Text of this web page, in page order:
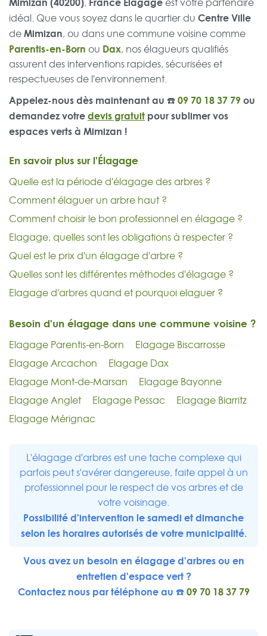
idéal. Que vous soyez dans le quartier du Centre Ville
deMimizan, ou dans une commune voisine comme
Parentis-en-Born ou Dax, nos élagueurs qualifiés
assurent des interventions rapides, sécurisées et
respectueuses de l'environnement.
Appelez-nous dès maintenant au ☎️09 70 18 37 79ou
demandez votredevis gratuit pour sublimer vos
espaces verts à Mimizan !
En savoir plus sur l'Élagage
Quelle est la période d'élagage des arbres ?
Comment élaguer un arbre haut ?
Comment choisir le bon professionnel en élagage ?
Elagage, quelles sont les obligations à respecter ?
Quel est le prix d'un élagage d'arbre ?
Quelles sont les différentes méthodes d'élagage ?
Elagage d'arbres quand et pourquoi elaguer ?
Besoin d'un élagage dans une commune voisine ?
Elagage Parentis-en-Born
Elagage Biscarrosse
Elagage Arcachon
Elagage Dax
Elagage Mont-de-Marsan
Elagage Bayonne
Elagage Anglet
Elagage Pessac
Elagage Biarritz
Elagage Mérignac
L'élagage d'arbres est une tache complexe qui
parfois peut s'avérer dangereuse, faite appel à un
professionnel pour le respect de vos arbres et de
votre voisinage.
Possibilité d'intervention le samedi et dimanche
selon les horaires autorisés de votre municipalité.
Vous avez un besoin en élagage d'arbres ou en
entretien d'espace vert ?
Contactez nous par téléphone au ☎️09 70 18 37 79